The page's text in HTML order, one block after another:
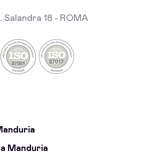
Salandra 18 - ROMA
Manduria